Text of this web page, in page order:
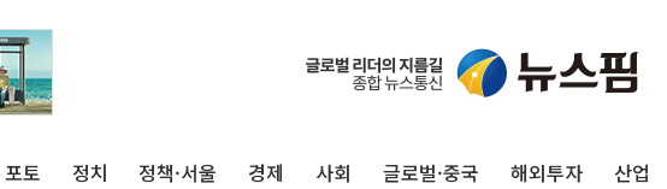
포토 정치 정책·서울 경제 사회 글로벌·중국 해외투자 산업
수박으로 여름 나는 하마
캠코, 5918억원 규모